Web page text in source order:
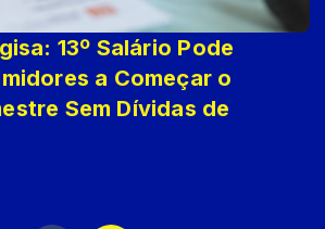
13º Salário Pode
a Começar o
Sem Dívidas de